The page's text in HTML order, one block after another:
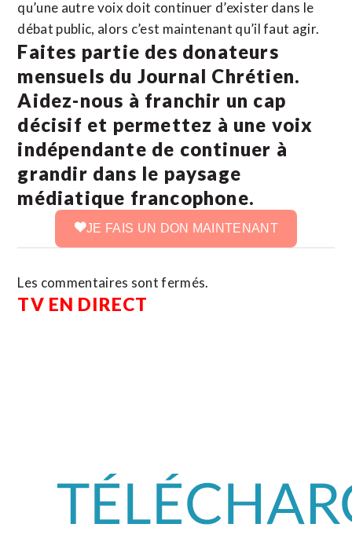
qu’une autre voix doit continuer d’exister dans le
débat public, alors c’est maintenant qu’il faut agir.
Faites partie des donateurs
mensuels du Journal Chrétien.
Aidez-nous à franchir un cap
décisif et permettez à une voix
indépendante de continuer à
grandir dans le paysage
médiatique francophone.
JE FAIS UN DON MAINTENANT
Les commentaires sont fermés.
TV EN DIRECT